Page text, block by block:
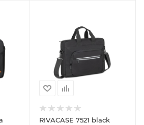
RIVACASE 7521 black